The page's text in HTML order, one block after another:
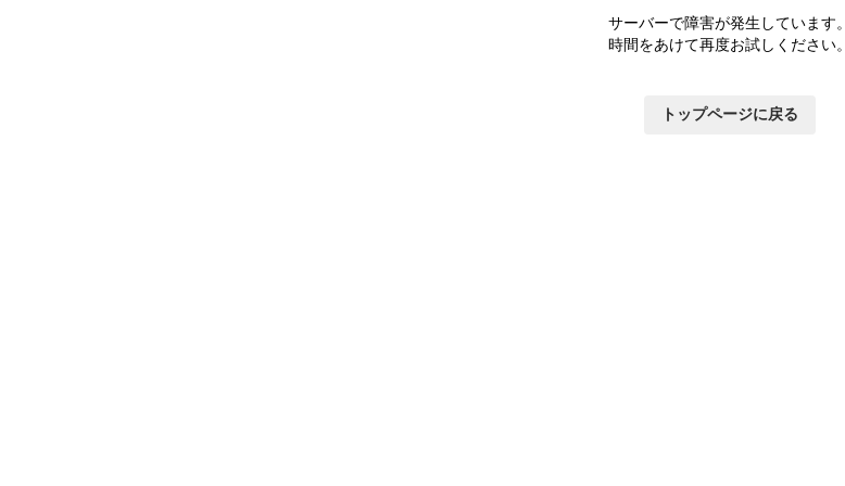
サーバーで障害が発生しています。
時間をあけて再度お試しください。
トップページに戻る